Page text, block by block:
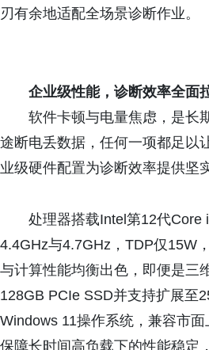
刃有余地适配全场景诊断作业。
企业级性能，诊断效率全面
软件卡顿与电量焦虑，是长
途断电丢数据，任何一项都足以
业级硬件配置为诊断效率提供坚
处理器搭载Intel第12代Core
4.4GHz与4.7GHz，TDP仅15W
与计算性能均衡出色，即便是三
128GB PCIe SSD并支持扩展至
Windows 11操作系统，兼容市
保障长时间高负载下的性能稳定